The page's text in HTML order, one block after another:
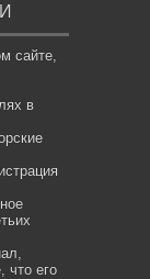
сайте,
в
что его